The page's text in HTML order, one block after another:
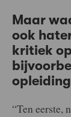
Maar
ook
kritiek
“Ten eerste,